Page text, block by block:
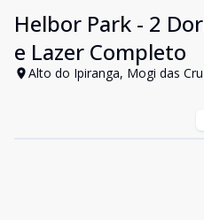
Helbor Park - 2
e Lazer Completo
Alto do Ipiranga, Mogi das